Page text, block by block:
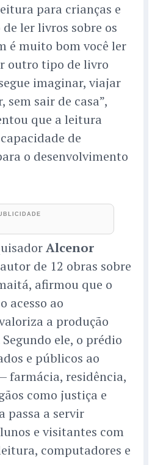
para crianças e
de ler livros sobre os
é muito bom você ler
outro tipo de livro
imaginar, viajar
sem sair de casa”,
que a leitura
de
o desenvolvimento
Alcenor
de 12 obras sobre
afirmou que o
acesso ao
a produção
ele, o prédio
e públicos ao
farmácia, residência,
como justiça e
passa a servir
e visitantes com
computadores e